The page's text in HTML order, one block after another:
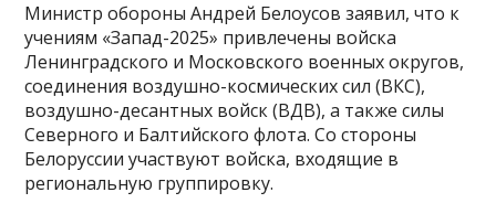
Министр обороны Андрей Белоусов заявил, что к
учениям «Запад-2025» привлечены войска
Ленинградского и Московского военных округов,
соединения воздушно-космических сил (ВКС),
воздушно-десантных войск (ВДВ), а также силы
Северного и Балтийского флота. Со стороны
Белоруссии участвуют войска, входящие в
региональную группировку.